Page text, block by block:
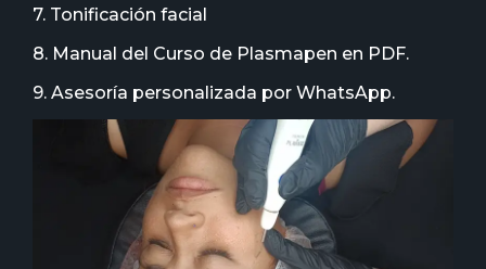
7. Tonificación facial
8. Manual del Curso de Plasmapen en PDF.
9. Asesoría personalizada por WhatsApp.